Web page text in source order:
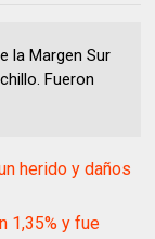
la Margen Sur
Fueron
herido y daños
1,35% y fue